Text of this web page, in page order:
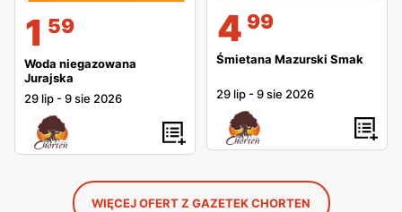
1 59
Woda niegazowana
Jurajska
29 lip -9 sie 2026
4 99
Śmietana Mazurski Smak
29 lip -9 sie 2026
WIĘCEJ OFERT Z GAZETEK CHORTEN